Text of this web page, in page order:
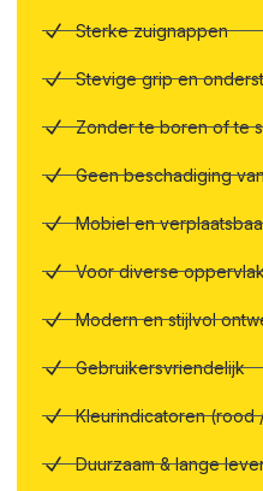
Sterke zuignappen
Stevige grip en
Zonder te boren of te
Geen beschadiging
Mobiel en
Voor diverse
Modern en stijlvol
Gebruikersvriendelijk
Kleurindicatoren (rood
Duurzaam & lange